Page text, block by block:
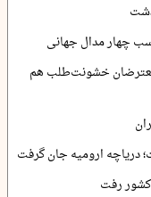
چهار مدال جهانی
خشونت‌طلب هم
کشور رفت